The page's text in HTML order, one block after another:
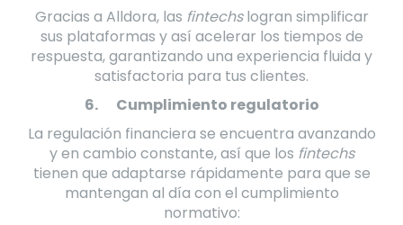
Gracias a Alldora, las fintechslogran simplificar
sus plataformas y así acelerar los tiempos de
respuesta, garantizando una experiencia fluida y
satisfactoria para tus clientes.
6.
Cumplimiento regulatorio
La regulación financiera se encuentra avanzando
y en cambio constante, así que los fintechs
tienen que adaptarse rápidamente para que se
mantengan al día con el cumplimiento
normativo: